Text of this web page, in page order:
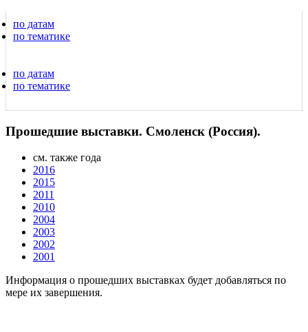
по датам
по тематике
по датам
по тематике
Прошедшие выставки. Смоленск (Россия).
см. также года
2016
2015
2011
2010
2004
2003
2002
2001
Информация о прошедших выставках будет добавляться по
мере их завершения.